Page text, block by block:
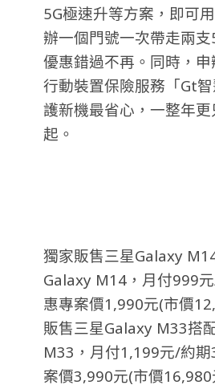
5G極速升等方案，即可
辦一個門號一次帶走兩
優惠錯過不再。同時，
行動裝置保險服務「Gt
護新機最省心，一整年
起。
獨家販售三星Galaxy
Galaxy M14，月付999
惠專案價1,990元(市價
販售三星Galaxy M33搭
M33，月付1,199元/約
案價3,990元(市價16,980